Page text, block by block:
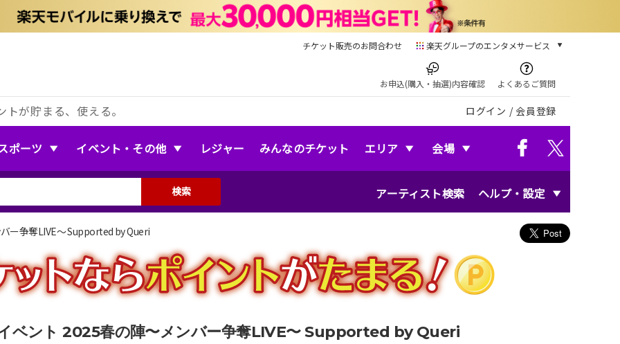
チケット販売のお問合わせ 楽天グループのエンタメサービス
本/ゲーム/CD/DVD
楽天ブックス
電子書籍
楽天Kobo
音楽配信
動画配信ガイド
Rakuten PLAY
無料テレビ
エンタメニュース
推し楽
お申込(購入・抽選)内容確認 よくあるご質問
が貯まる、使える。 ログイン / 会員登録
ポーツ イベント・その他 レジャー みんなのチケット エリア 会場
アーティスト検索 ヘルプ・設定
検索
ー争奪LIVE〜 Supported by Queri
ベント 2025春の陣〜メンバー争奪LIVE〜 Supported by Queri